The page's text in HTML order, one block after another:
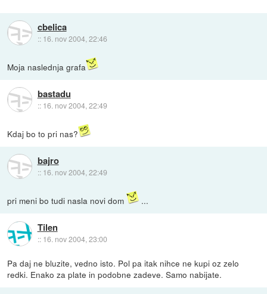
cbelica
:: 16. nov 2004, 22:46
Moja naslednja grafa
bastadu
:: 16. nov 2004, 22:49
Kdaj bo to pri nas?
bajro
:: 16. nov 2004, 22:49
pri meni bo tudi nasla novi dom ...
Tilen
:: 16. nov 2004, 23:00
Pa daj ne bluzite, vedno isto. Pol pa itak nihce ne kupi oz zelo
redki. Enako za plate in podobne zadeve. Samo nabijate.